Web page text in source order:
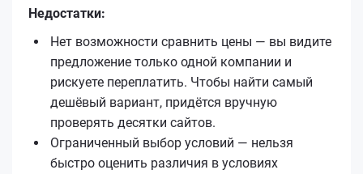
Недостатки:
Нет возможности сравнить цены — вы видите
предложение только одной компании и
рискуете переплатить. Чтобы найти самый
дешёвый вариант, придётся вручную
проверять десятки сайтов.
Ограниченный выбор условий — нельзя
быстро оценить различия в условиях